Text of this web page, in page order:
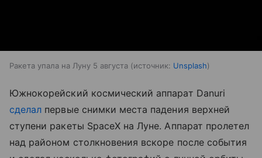
Ракета упала на Луну 5 августа источник: Unsplash
Южнокорейский космический аппарат Danuri
сделал первые снимки места падения верхней
ступени ракеты SpaceX на Луне. Аппарат пролетел
над районом столкновения вскоре после события